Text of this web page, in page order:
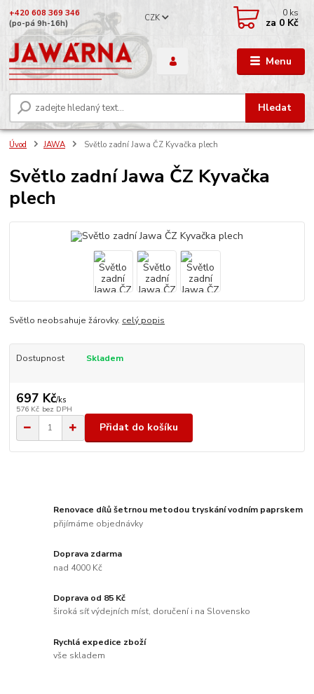
Menu
CZK
Hledat
+420 608 369 346
(po-pá 9h-16h)
0 ks
za 0 Kč
Úvod JAWA Světlo zadní Jawa ČZ Kyvačka plech
Světlo zadní Jawa ČZ Kyvačka
plech
Světlo neobsahuje žárovky. celý popis
Dostupnost Skladem
697 Kč/ks
576 Kč bez DPH
Přidat do košíku
Renovace dílů šetrnou metodou tryskání vodním paprskem
přijímáme objednávky
Doprava zdarma
nad 4000 Kč
Doprava od 85 Kč
široká síť výdejních míst, doručení i na Slovensko
Rychlá expedice zboží
vše skladem